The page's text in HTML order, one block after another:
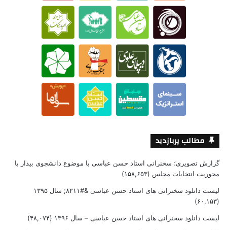
مطالب پربازدید
گزارش تصویری؛ سخنرانی استاد حسن عباسی با موضوع دانشجوی بیدار با
محوریت انتخابات مجلس (۱۵۸,۶۵۳)
لیست دانلود سخنرانی های استاد حسن عباسی &#۸۲۱۱; سال ۱۳۹۵
(۶۰,۱۵۳)
لیست دانلود سخنرانی های استاد حسن عباسی – سال ۱۳۹۶ (۴۸,۰۷۴)